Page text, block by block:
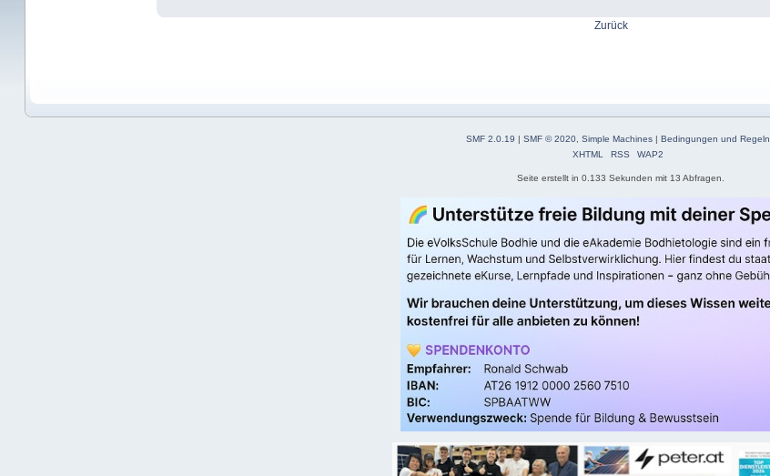
Zurück
SMF 2.0.19 |SMF © 2020,Simple Machines |Bedingungen und Regeln
XHTML
RSS WAP2
Seite erstellt in 0.133 Sekunden mit 13 Abfragen.